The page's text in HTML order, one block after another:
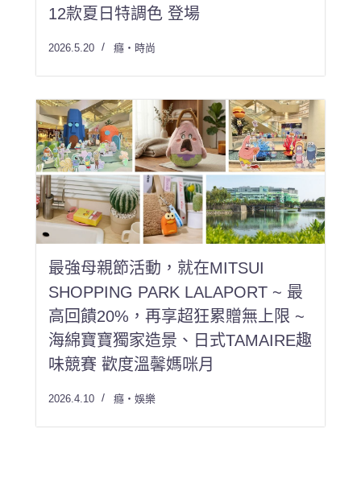
12款夏日特調色 登場
2026.5.20 癮・時尚
最強母親節活動，就在MITSUI
SHOPPING PARK LALAPORT ~ 最
高回饋20%，再享超狂累贈無上限 ~
海綿寶寶獨家造景、日式TAMAIRE趣
味競賽 歡度溫馨媽咪月
2026.4.10 癮・娛樂